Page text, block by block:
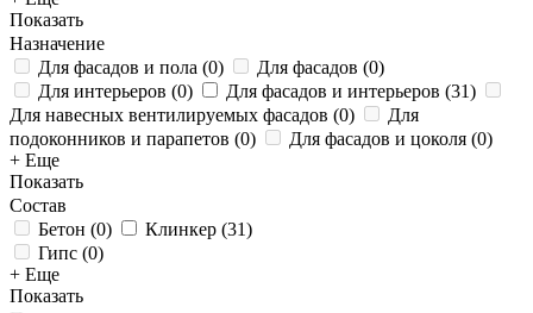
Показать
Назначение
Для фасадов и пола (0) Для фасадов (0)
Для интерьеров (0) Для фасадов и интерьеров (31)
Для навесных вентилируемых фасадов (0)
Для
подоконников и парапетов (0) Для фасадов и цоколя (0)
+ Еще
Показать
Состав
Бетон (0) Клинкер (31)
Гипс (0)
+ Еще
Показать